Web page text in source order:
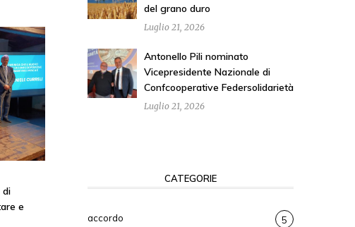
di
e
del grano duro
Luglio 21, 2026
Antonello Pili nominato
Vicepresidente Nazionale di
Confcooperative Federsolidarietà
Luglio 21, 2026
CATEGORIE
accordo 5